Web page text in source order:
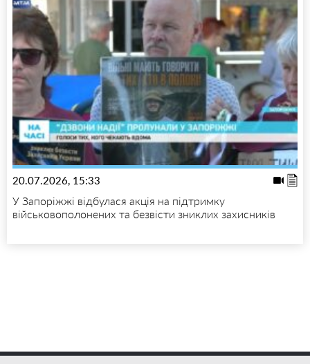
20.07.2026, 15:33
У Запоріжжі відбулася акція на підтримку
військовополонених та безвісти зниклих захисників